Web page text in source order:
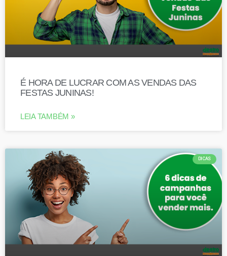
É HORA DE LUCRAR COM AS VENDAS DAS
FESTAS JUNINAS!
LEIA TAMBÉM »
DICAS